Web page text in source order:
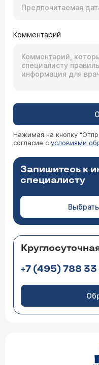
Комментарий
Нажимая на кнопку
согласие с условиями
Запишитесь к
специалисту
+7 (495) 788 33